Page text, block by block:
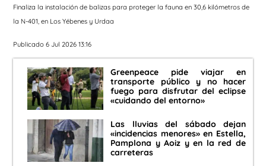
Finaliza la instalación de balizas para proteger la fauna en 30,6 kilómetros de
la N-401, en Los Yébenes y Urdaa
Publicado 6 Jul 2026 13:16
Greenpeace pide viajar en
transporte público y no hacer
fuego para disfrutar del eclipse
«cuidando del entorno»
Las lluvias del sábado dejan
«incidencias menores» en Estella,
Pamplona y Aoiz y en la red de
carreteras